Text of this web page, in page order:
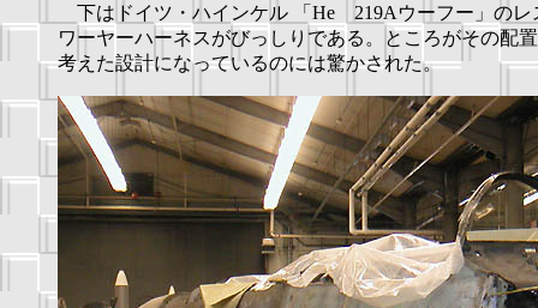
下はドイツ・ハインケル 「He 219Aウーフー」のレ
ワーヤーハーネスがびっしりである。ところがその配
考えた設計になっているのには驚かされた。